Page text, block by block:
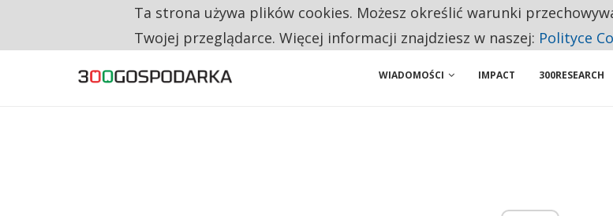
RESTRYKCJE CHIN UDERZAJĄ W EUROPEJSKI PRZEMYSŁ. NA LIŚCIE SĄ DWA PODMIOTY Z POLSKI
WIADOMOŚCI IMPACT 300RESEARCH
Ta strona używa plików cookies. Możesz określić warunki
Twojej przeglądarce. Więcej informacji znajdziesz w naszej: Polityce